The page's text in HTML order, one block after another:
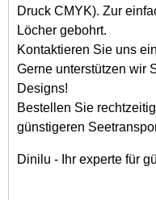
Druck CMYK). Zur
Löcher gebohrt.
Kontaktieren Sie uns
Gerne unterstützen wir
Designs!
Bestellen Sie
günstigeren
Dinilu - Ihr experte für